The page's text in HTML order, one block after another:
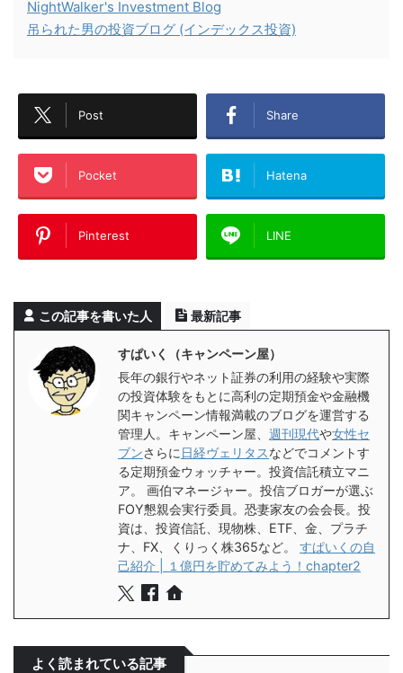
NightWalker's Investment Blog
吊られた男の投資ブログ (インデックス投資)
Post Share
Pocket Hatena
Pinterest LINE
この記事を書いた人 最新記事
すぱいく（キャンペーン屋）
長年の銀行やネット証券の利用の経験や実際
の投資体験をもとに高利の定期預金や金融機
関キャンペーン情報満載のブログを運営する
管理人。キャンペーン屋、 週刊現代や女性セ
ブンさらに 日経ヴェリタスなどでコメントす
る定期預金ウォッチャー。投資信託積立マニ
ア。 画伯マネージャー。投信ブロガーが選ぶ
FOY懇親会実行委員。恐妻家友の会会長。投
資は、投資信託、現物株、ETF、金、プラチ
ナ、FX、くりっく株365など。 すぱいくの自
己紹介 | １億円を貯めてみよう！chapter2
よく読まれている記事